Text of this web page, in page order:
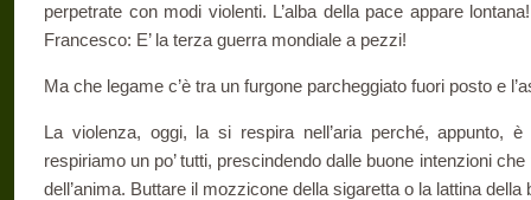
perpetrate con modi violenti. L’alba della pace appare
Francesco: E’ la terza guerra mondiale a pezzi!
Ma che legame c’è tra un furgone parcheggiato fuori posto e
La violenza, oggi, la si respira nell’aria perché, appunto,
respiriamo un po’ tutti, prescindendo dalle buone intenzioni
dell’anima. Buttare il mozzicone della sigaretta o la lattina